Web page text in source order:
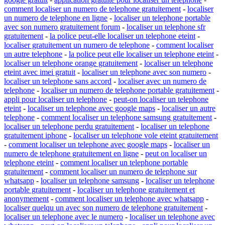
comment localiser un numero de telephone gratuitement - localiser
un numero de telephone en ligne - localiser un telephone portable
avec son numero gratuitement forum - localiser un telephone sfr
gratuitement - la police peut-elle localiser un telephone eteint -
localiser gratuitement un numero de telephone - comment localiser
un autre telephone - la police peut elle localiser un telephone eteint -
localiser un telephone orange gratuitement - localiser un telephone
eteint avec imei gratuit - localiser un telephone avec son numero -
localiser un telephone sans accord - localiser avec un numero de
telephone - localiser un numero de telephone portable gratuitement -
appli pour localiser un telephone - peut-on localiser un telephone
eteint - localiser un telephone avec google maps - localiser un autre
telephone - comment localiser un telephone samsung gratuitement -
localiser un telephone perdu gratuitement - localiser un telephone
gratuitement iphone - localiser un telephone vole eteint gratuitement
- comment localiser un telephone avec google maps - localiser un
numero de telephone gratuitement en ligne - peut on localiser un
telephone eteint - comment localiser un telephone portable
gratuitement - comment localiser un numero de telephone sur
whatsapp - localiser un telephone samsung - localiser un telephone
portable gratuitement - localiser un telephone gratuitement et
anonymement - comment localiser un telephone avec whatsapp -
localiser quelqu un avec son numero de telephone gratuitement -
localiser un telephone avec le numero - localiser un telephone avec